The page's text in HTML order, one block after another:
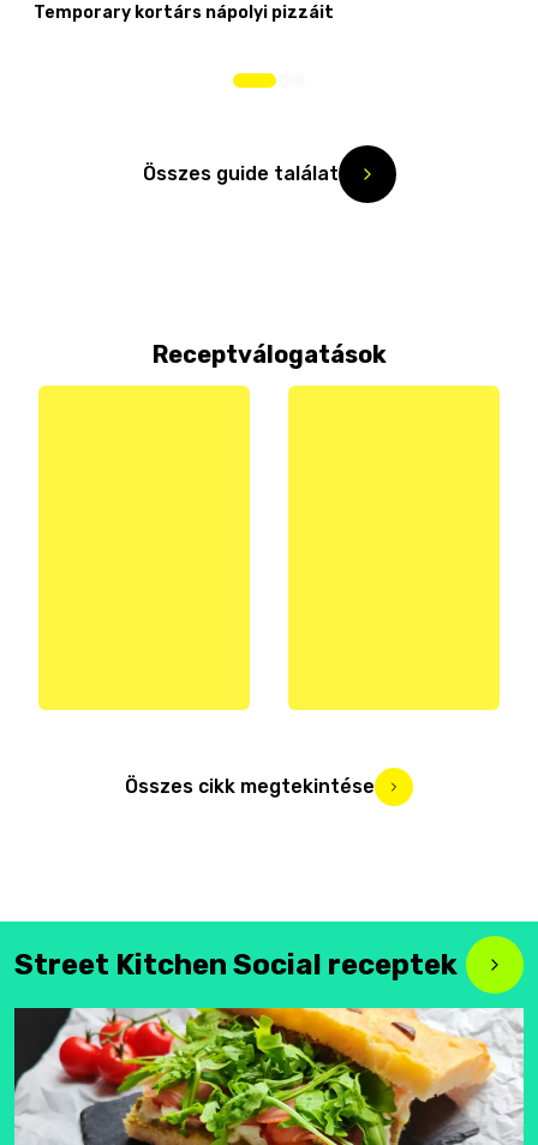
Temporary kortárs nápolyi pizzáit
Összes guide találat
Receptválogatások
Összes cikk megtekintése
Street Kitchen Social receptek